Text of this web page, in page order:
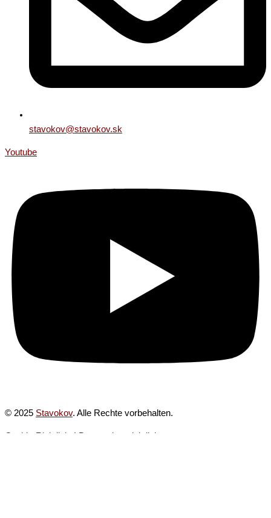
stavokov@stavokov.sk
Youtube
© 2025 Stavokov. Alle Rechte vorbehalten.
Cookie-Richtlinie | Datenschutzrichtlinie